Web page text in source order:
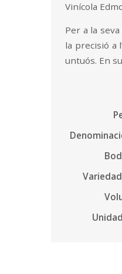
Vinícola
Per a la
la precisió a
untuós. En